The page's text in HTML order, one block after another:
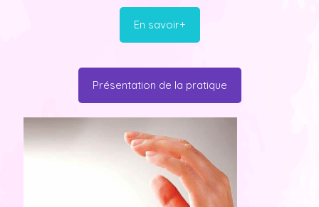
En savoir+
Présentation de la pratique